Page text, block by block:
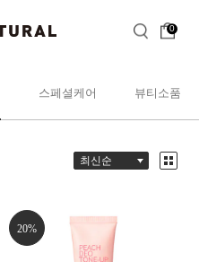
0
스페셜케어 뷰티소품
20%